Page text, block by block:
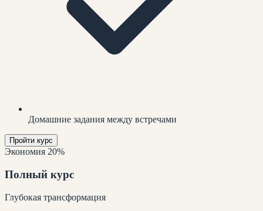
Домашние задания между встречами
Пройти курс
Экономия 20%
Полный курс
Глубокая трансформация